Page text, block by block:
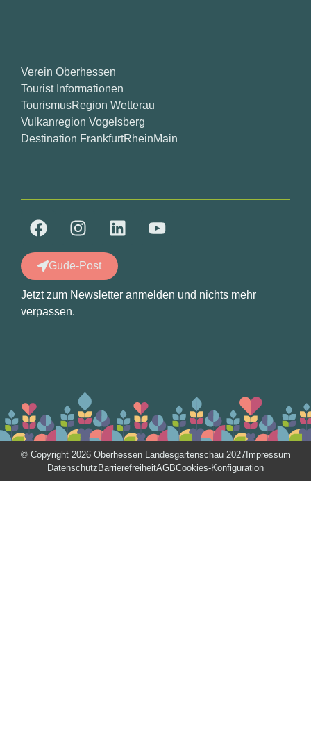
Verein Oberhessen
Tourist Informationen
TourismusRegion Wetterau
Vulkanregion Vogelsberg
Destination FrankfurtRheinMain
Gude-Post
Jetzt zum Newsletter anmelden und nichts mehr
verpassen.
© Copyright 2026 Oberhessen Landesgartenschau 2027Impressum
Datenschutz BarrierefreiheitAGBCookies-Konfiguration